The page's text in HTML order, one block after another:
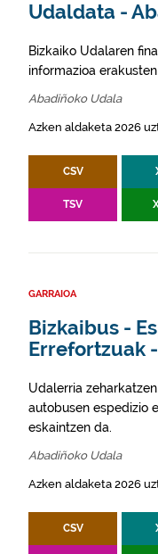
Udaldata -
Bizkaiko Udalaren
informazioa
Abadiñoko Udala
Azken aldaketa 2026
CSV
TSV
GARRAIOA
Bizkaibus -
Errefortzuak
Udalerria
autobusen espedizio
eskaintzen da.
Abadiñoko Udala
Azken aldaketa 2026
CSV